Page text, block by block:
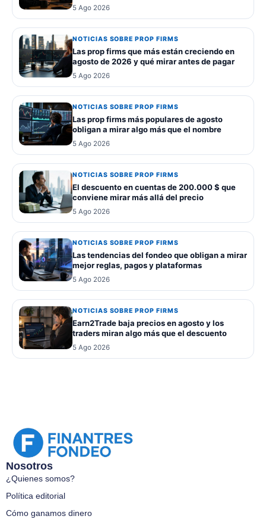
5 Ago 2026
NOTICIAS SOBRE PROP FIRMS
Las prop firms que más están creciendo en
agosto de 2026 y qué mirar antes de pagar
5 Ago 2026
NOTICIAS SOBRE PROP FIRMS
Las prop firms más populares de agosto
obligan a mirar algo más que el nombre
5 Ago 2026
NOTICIAS SOBRE PROP FIRMS
El descuento en cuentas de 200.000 $ que
conviene mirar más allá del precio
5 Ago 2026
NOTICIAS SOBRE PROP FIRMS
Las tendencias del fondeo que obligan a mirar
mejor reglas, pagos y plataformas
5 Ago 2026
NOTICIAS SOBRE PROP FIRMS
Earn2Trade baja precios en agosto y los
traders miran algo más que el descuento
5 Ago 2026
Nosotros
¿Quienes somos?
Política editorial
Cómo ganamos dinero